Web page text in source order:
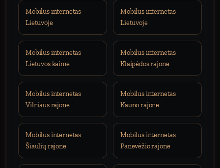
Mobilus internetas
Lietuvoje
Mobilus internetas
Lietuvoje
Mobilus internetas
Lietuvos kaime
Mobilus internetas
Klaipėdos rajone
Mobilus internetas
Vilniaus rajone
Mobilus internetas
Kauno rajone
Mobilus internetas
Šiaulių rajone
Mobilus internetas
Panevėžio rajone